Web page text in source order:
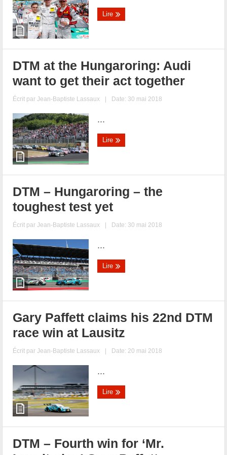
Lire
DTM at the Hungaroring: Audi
want to get their act together
Écrit parJean-Baptiste Lassaux | Date: 30 mai 2018
...
Lire
DTM – Hungaroring – the
toughest test yet
Écrit parJean-Baptiste Lassaux | Date: 30 mai 2018
...
Lire
Gary Paffett claims his 22nd DTM
race win at Lausitz
Écrit parJean-Baptiste Lassaux | Date: 20 mai 2018
...
Lire
DTM – Fourth win for ‘Mr.